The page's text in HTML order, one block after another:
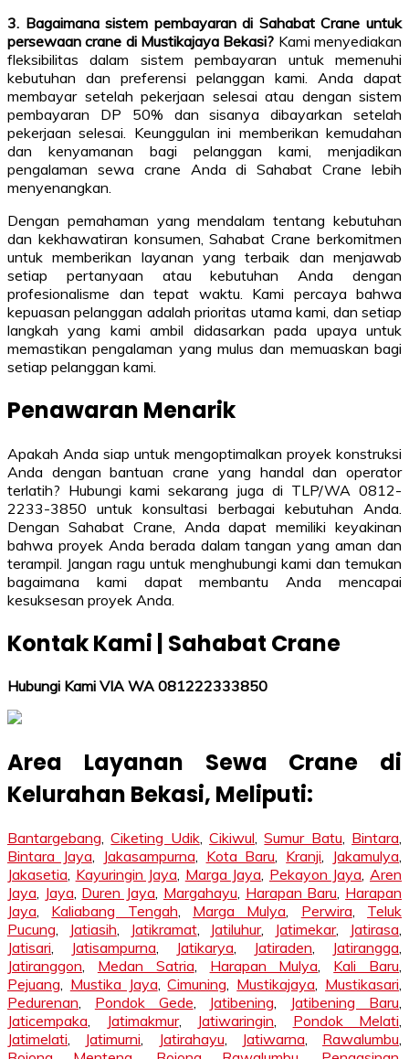
3. Bagaimana sistem pembayaran di Sahabat Crane untuk
persewaan crane di Mustikajaya Bekasi? Kami menyediakan
fleksibilitas dalam sistem pembayaran untuk memenuhi
kebutuhan dan preferensi pelanggan kami. Anda dapat
membayar setelah pekerjaan selesai atau dengan sistem
pembayaran DP 50% dan sisanya dibayarkan setelah
pekerjaan selesai. Keunggulan ini memberikan kemudahan
dan kenyamanan bagi pelanggan kami, menjadikan
pengalaman sewa crane Anda di Sahabat Crane lebih
menyenangkan.
Dengan pemahaman yang mendalam tentang kebutuhan
dan kekhawatiran konsumen, Sahabat Crane berkomitmen
untuk memberikan layanan yang terbaik dan menjawab
setiap pertanyaan atau kebutuhan Anda dengan
profesionalisme dan tepat waktu. Kami percaya bahwa
kepuasan pelanggan adalah prioritas utama kami, dan setiap
langkah yang kami ambil didasarkan pada upaya untuk
memastikan pengalaman yang mulus dan memuaskan bagi
setiap pelanggan kami.
Penawaran Menarik
Apakah Anda siap untuk mengoptimalkan proyek konstruksi
Anda dengan bantuan crane yang handal dan operator
terlatih? Hubungi kami sekarang juga di TLP/WA 0812-
2233-3850 untuk konsultasi berbagai kebutuhan Anda.
Dengan Sahabat Crane, Anda dapat memiliki keyakinan
bahwa proyek Anda berada dalam tangan yang aman dan
terampil. Jangan ragu untuk menghubungi kami dan temukan
bagaimana kami dapat membantu Anda mencapai
kesuksesan proyek Anda.
Kontak Kami | Sahabat Crane
Hubungi Kami VIA WA 081222333850
Area Layanan Sewa Crane di
Kelurahan Bekasi, Meliputi:
Bantargebang,Ciketing Udik,Cikiwul,Sumur Batu, Bintara,
Bintara Jaya, Jakasampurna, Kota Baru, Kranji, Jakamulya,
Jakasetia, Kayuringin Jaya, Marga Jaya, Pekayon Jaya,Aren
Jaya, Jaya, Duren Jaya, Margahayu, Harapan Baru, Harapan
Jaya, Kaliabang Tengah, Marga Mulya, Perwira, Teluk
Pucung, Jatiasih, Jatikramat, Jatiluhur, Jatimekar, Jatirasa,
Jatisari, Jatisampurna, Jatikarya, Jatiraden, Jatirangga,
Jatiranggon, Medan Satria, Harapan Mulya, Kali Baru,
Pejuang, Mustika Jaya,Cimuning, Mustikajaya, Mustikasari,
Pedurenan, Pondok Gede, Jatibening, Jatibening Baru,
Jaticempaka, Jatimakmur, Jatiwaringin, Pondok Melati,
Jatimelati, Jatimurni, Jatirahayu, Jatiwarna, Rawalumbu,